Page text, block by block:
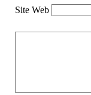
Site Web